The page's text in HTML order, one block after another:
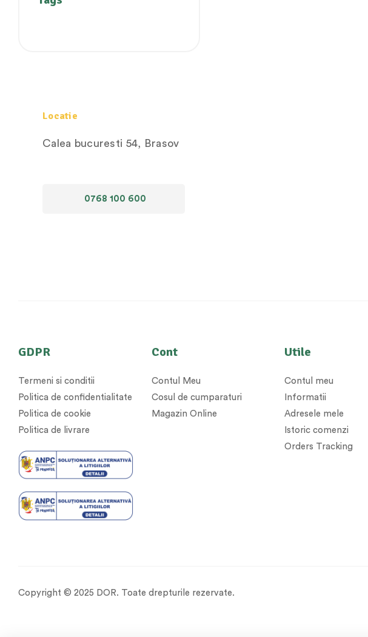
Locatie
Calea bucuresti 54, Brasov
0768 100 600
GDPR
Termeni si conditii
Politica de confidentialitate
Politica de cookie
Politica de livrare
Cont
Contul Meu
Cosul de cumparaturi
Magazin Online
Utile
Contul meu
Informatii
Adresele mele
Istoric comenzi
Orders Tracking
Copyright © 2025 DOR. Toate drepturile rezervate.